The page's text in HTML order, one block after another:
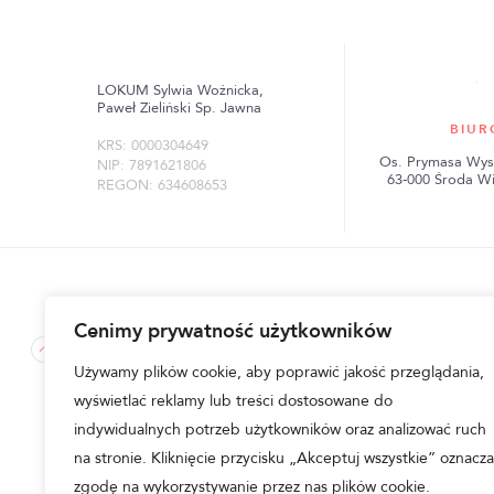
Cenimy prywatność użytkowników
Używamy plików cookie, aby poprawić jakość przeglądania,
wyświetlać reklamy lub treści dostosowane do
indywidualnych potrzeb użytkowników oraz analizować ruch
na stronie. Kliknięcie przycisku „Akceptuj wszystkie” oznacza
zgodę na wykorzystywanie przez nas plików cookie.
LOKUM Sylwia Woźnicka,
Paweł Zieliński Sp. Jawna
KRS: 0000304649
NIP: 7891621806
REGON: 634608653
Os. Prymasa
63-000 Środa
Przedstawione na niniejszej stronie internetowej
ogólny, przewidywany sposób wykonania inwestycji,
otoczeniem i tym samym nie stanowią próbki lub wzoru w
graficzne nie stanowią oferty handlowej w rozumieniu
Zieliński Sp. Jawna.